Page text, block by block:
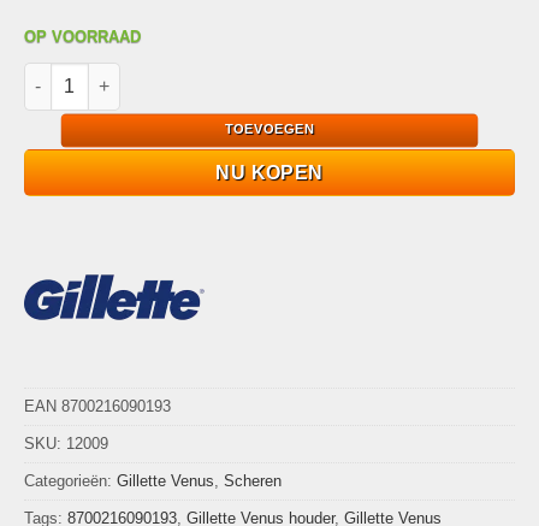
OP VOORRAAD
Gillette Venus Smooth Start houder met 6 navulmesjes -
TOEVOEGEN
NU KOPEN
EAN 8700216090193
SKU: 12009
Categorieën: Gillette Venus, Scheren
Tags: 8700216090193, Gillette Venus houder, Gillette Venus